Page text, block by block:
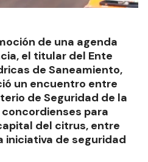
de una agenda
el titular del Ente
de Saneamiento,
un encuentro entre
de Seguridad de la
para
del citrus, entre
iniciativa de seguridad